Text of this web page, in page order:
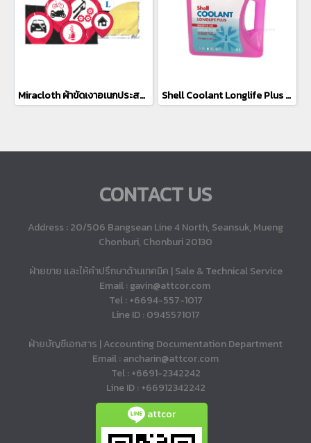
Miracloth ผ้าขัดเงาอเนกประสงค์ สำหรับขจัดคราบสนิม ในชิ้นงานโลหะต่างๆ (1 ชิ้น/แพ็ค) Shell Coolant Longlife Plus น้ำยาหล่อเย็นสีชมพู (4L)
CONTACT US
Address : 20/506 Bangsean Line 4 North, Seansuk, Mueng
Chonburi, Chonburi 20130
ฝ่ายขาย และให้คำปรึกษาด้านเทคนิค | Sale & Technical Service
Email : gavin@attcor.com
Tel : +6694-557-1017
Line ID : 0945571017
ฝ่ายบัญชีเอกสาร | Accounting Documentation Department
Email : ancharin@attcor.com
Tel : +6691-2342242
Line ID : +66912342242
attcor